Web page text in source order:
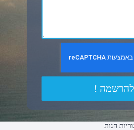
!
חנות